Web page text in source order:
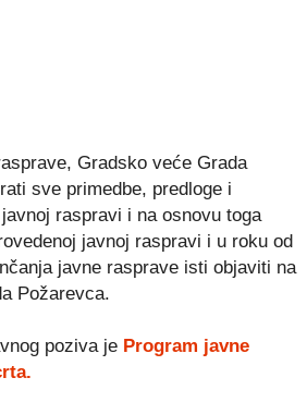
Gradsko veće Grada
sve primedbe, predloge i
raspravi i na osnovu toga
javnoj raspravi i u roku od
javne rasprave isti objaviti na
Požarevca.
poziva je Program javne